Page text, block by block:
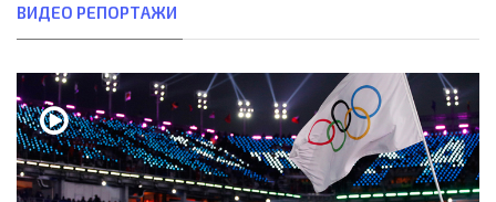
ВИДЕО РЕПОРТАЖИ